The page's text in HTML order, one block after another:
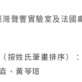
聲響實驗室及法國
按姓氏筆畫排序）
、黃苓瑄